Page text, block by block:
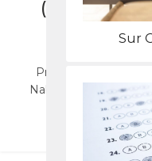
Sur
(Ontario) :
pour
Préparez le TCF
Nabil. Centres